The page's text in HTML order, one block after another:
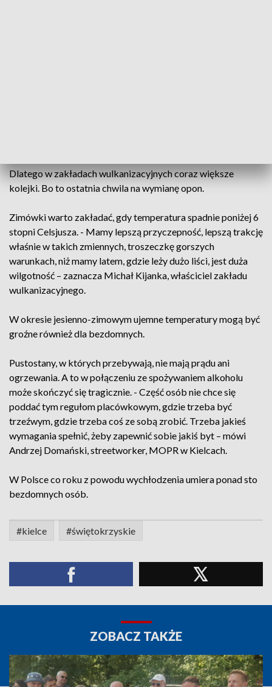
Dlatego w zakładach wulkanizacyjnych coraz większe
kolejki. Bo to ostatnia chwila na wymianę opon.
Zimówki warto zakładać, gdy temperatura spadnie poniżej 6
stopni Celsjusza. - Mamy lepszą przyczepność, lepszą trakcję
właśnie w takich zmiennych, troszeczkę gorszych
warunkach, niż mamy latem, gdzie leży dużo liści, jest duża
wilgotność – zaznacza Michał Kijanka, właściciel zakładu
wulkanizacyjnego.
W okresie jesienno-zimowym ujemne temperatury mogą być
groźne również dla bezdomnych.
Pustostany, w których przebywają, nie mają prądu ani
ogrzewania. A to w połączeniu ze spożywaniem alkoholu
może skończyć się tragicznie. - Część osób nie chce się
poddać tym regułom placówkowym, gdzie trzeba być
trzeźwym, gdzie trzeba coś ze sobą zrobić. Trzeba jakieś
wymagania spełnić, żeby zapewnić sobie jakiś byt – mówi
Andrzej Domański, streetworker, MOPR w Kielcach.
W Polsce co roku z powodu wychłodzenia umiera ponad sto
bezdomnych osób.
#kielce #świętokrzyskie
ZOBACZ TAKŻE